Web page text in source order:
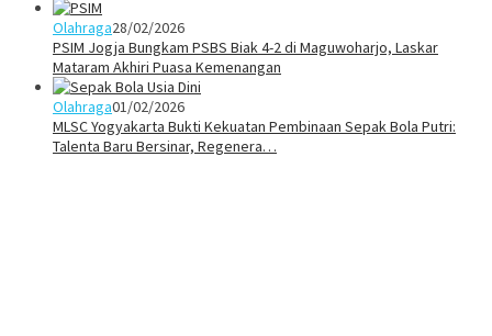
Olahraga28/02/2026
PSIM Jogja Bungkam PSBS Biak 4-2 di Maguwoharjo, Laskar
Mataram Akhiri Puasa Kemenangan
Olahraga01/02/2026
MLSC Yogyakarta Bukti Kekuatan Pembinaan Sepak Bola Putri:
Talenta Baru Bersinar, Regenera…